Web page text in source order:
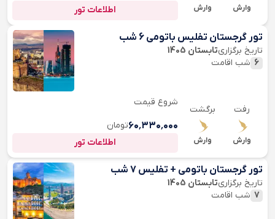
وارش وارش
اطلاعات تور
تور گرجستان باتومی + تفلیس 7 شب
تاریخ برگزاریتابستان 1405
7 شب اقامت
تور گرجستان تفلیس باتومی 6 شب
تاریخ برگزاریتابستان 1405
6 شب اقامت
رفت
وارش
برگشت
وارش
شروع قیمت
۶۰٬۳۳۰٬۰۰۰تومان
اطلاعات تور